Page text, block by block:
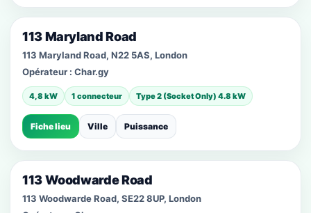
113 Maryland Road
113 Maryland Road, N22 5AS, London
Opérateur : Char.gy
4,8 kW 1 connecteur Type 2 (Socket Only) 4.8 kW
Fiche lieu Ville Puissance
113 Woodwarde Road
113 Woodwarde Road, SE22 8UP, London